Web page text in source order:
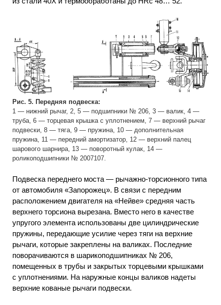
Рис. 5. Передняя подвеска:
1 — нижний рычаг, 2, 5 — подшипники № 206, 3 — валик, 4 —
труба, 6 — торцевая крышка с уплотнением, 7 — верхний рычаг
подвески, 8 — тяга, 9 — пружина, 10 — дополнительная
пружина, 11 — передний амортизатор, 12 — верхний палец
шарового шарнира, 13 — поворотный кулак, 14 —
роликоподшипники № 2007107.
Подвеска переднего моста — рычажно-торсионного типа
от автомобиля «Запорожец». В связи с передним
расположением двигателя на «Нейве» средняя часть
верхнего торсиона вырезана. Вместо него в качестве
упругого элемента использованы две цилиндрические
пружины, передающие усилие через тяги на верхние
рычаги, которые закреплены на валиках. Последние
поворачиваются в шарикоподшипниках № 206,
помещенных в трубы и закрытых торцевыми крышками
с уплотнениями. На наружные концы валиков надеты
верхние кованые рычаги подвески.